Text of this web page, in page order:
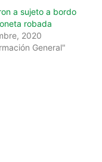
a sujeto a bordo
robada
2020
General"